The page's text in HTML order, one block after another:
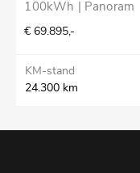
100kWh | Panoram
€ 69.895,-
KM-stand
24.300 km